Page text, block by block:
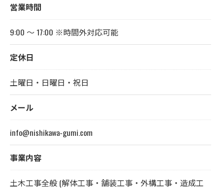
営業時間
9:00 ～ 17:00 ※時間外対応可能
定休日
土曜日・日曜日・祝日
メール
info@nishikawa-gumi.com
事業内容
土木工事全般 (解体工事・舗装工事・外構工事・造成工